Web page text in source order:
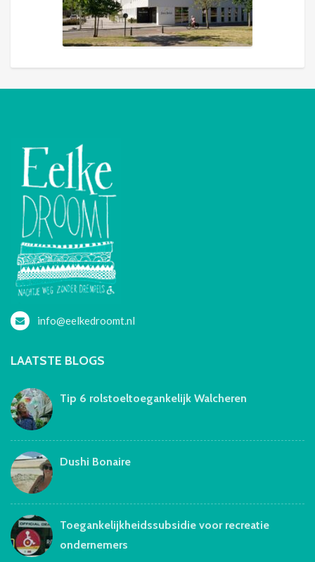
info@eelkedroomt.nl
LAATSTE BLOGS
Tip 6 rolstoeltoegankelijk Walcheren
Dushi Bonaire
Toegankelijkheidssubsidie voor recreatie
ondernemers